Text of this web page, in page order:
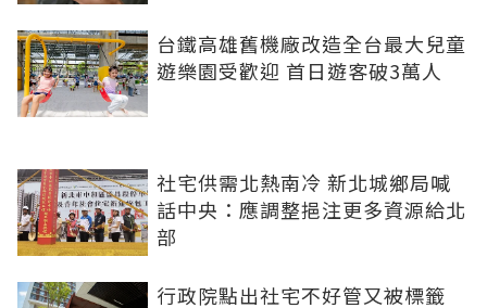
台鐵高雄舊機廠改造全台最大兒童
遊樂園受歡迎 首日遊客破3萬人
社宅供需北熱南冷 新北城鄉局喊
話中央：應調整挹注更多資源給北
部
行政院點出社宅不好管又被標籤